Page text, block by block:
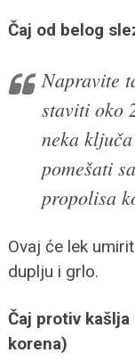
Čaj od belog
Napravite
staviti oko
neka
pomešati
propolisa
Ovaj će lek
duplju i grlo.
Čaj protiv
korena)